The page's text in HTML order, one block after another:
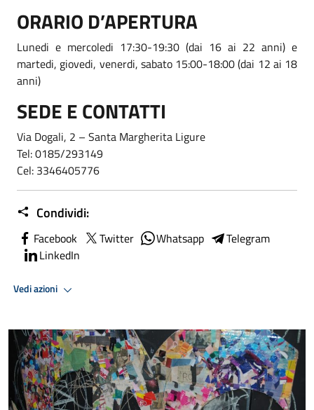
ORARIO D’APERTURA
Lunedi e mercoledi 17:30-19:30 (dai 16 ai 22 anni) e
martedi, giovedi, venerdi, sabato 15:00-18:00 (dai 12 ai 18
anni)
SEDE E CONTATTI
Via Dogali, 2 – Santa Margherita Ligure
Tel: 0185/293149
Cel: 3346405776
Condividi:
Facebook Twitter Whatsapp
Telegram
LinkedIn
Vedi azioni